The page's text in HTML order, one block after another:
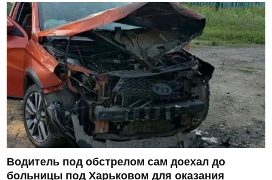
Водитель под обстрелом сам доехал до
больницы под Харьковом для оказания